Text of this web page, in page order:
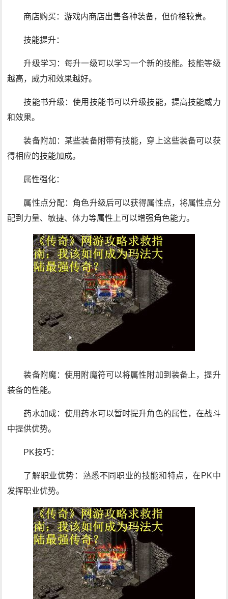
商店购买：游戏内商店出售各种装备，但价格较贵。
技能提升：
升级学习：每升一级可以学习一个新的技能。技能等级
越高，威力和效果越好。
技能书升级：使用技能书可以升级技能，提高技能威力
和效果。
装备附加：某些装备附带有技能，穿上这些装备可以获
得相应的技能加成。
属性强化：
属性点分配：角色升级后可以获得属性点，将属性点分
配到力量、敏捷、体力等属性上可以增强角色能力。
装备附魔：使用附魔符可以将属性附加到装备上，提升
装备的性能。
药水加成：使用药水可以暂时提升角色的属性，在战斗
中提供优势。
PK技巧：
了解职业优势：熟悉不同职业的技能和特点，在PK中
发挥职业优势。